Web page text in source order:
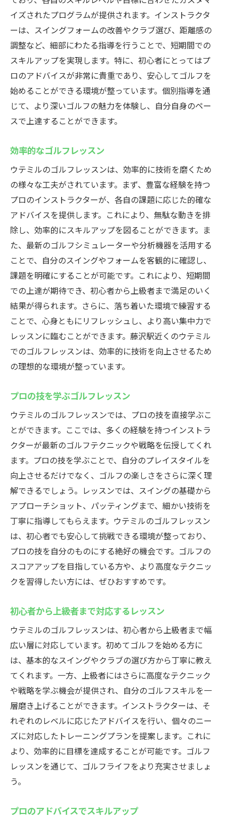
イズされたプログラムが提供されます。インストラクタ
ーは、スイングフォームの改善やクラブ選び、距離感の
調整など、細部にわたる指導を行うことで、短期間での
スキルアップを実現します。特に、初心者にとってはプ
ロのアドバイスが非常に貴重であり、安心してゴルフを
始めることができる環境が整っています。個別指導を通
じて、より深いゴルフの魅力を体験し、自分自身のペー
スで上達することができます。
効率的なゴルフレッスン
ウテミルのゴルフレッスンは、効率的に技術を磨くため
の様々な工夫がされています。まず、豊富な経験を持つ
プロのインストラクターが、各自の課題に応じた的確な
アドバイスを提供します。これにより、無駄な動きを排
除し、効率的にスキルアップを図ることができます。ま
た、最新のゴルフシミュレーターや分析機器を活用する
ことで、自分のスイングやフォームを客観的に確認し、
課題を明確にすることが可能です。これにより、短期間
での上達が期待でき、初心者から上級者まで満足のいく
結果が得られます。さらに、落ち着いた環境で練習する
ことで、心身ともにリフレッシュし、より高い集中力で
レッスンに臨むことができます。藤沢駅近くのウテミル
でのゴルフレッスンは、効率的に技術を向上させるため
の理想的な環境が整っています。
プロの技を学ぶゴルフレッスン
ウテミルのゴルフレッスンでは、プロの技を直接学ぶこ
とができます。ここでは、多くの経験を持つインストラ
クターが最新のゴルフテクニックや戦略を伝授してくれ
ます。プロの技を学ぶことで、自分のプレイスタイルを
向上させるだけでなく、ゴルフの楽しさをさらに深く理
解できるでしょう。レッスンでは、スイングの基礎から
アプローチショット、パッティングまで、細かい技術を
丁寧に指導してもらえます。ウテミルのゴルフレッスン
は、初心者でも安心して挑戦できる環境が整っており、
プロの技を自分のものにする絶好の機会です。ゴルフの
スコアアップを目指している方や、より高度なテクニッ
クを習得したい方には、ぜひおすすめです。
初心者から上級者まで対応するレッスン
ウテミルのゴルフレッスンは、初心者から上級者まで幅
広い層に対応しています。初めてゴルフを始める方に
は、基本的なスイングやクラブの選び方から丁寧に教え
てくれます。一方、上級者にはさらに高度なテクニック
や戦略を学ぶ機会が提供され、自分のゴルフスキルを一
層磨き上げることができます。インストラクターは、そ
れぞれのレベルに応じたアドバイスを行い、個々のニー
ズに対応したトレーニングプランを提案します。これに
より、効率的に目標を達成することが可能です。ゴルフ
レッスンを通じて、ゴルフライフをより充実させましょ
う。
プロのアドバイスでスキルアップ